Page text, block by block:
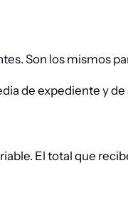
Son los mismos
de expediente y de
El total que